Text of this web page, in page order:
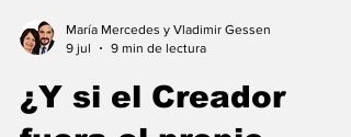
María Mercedes y Vladimir Gessen